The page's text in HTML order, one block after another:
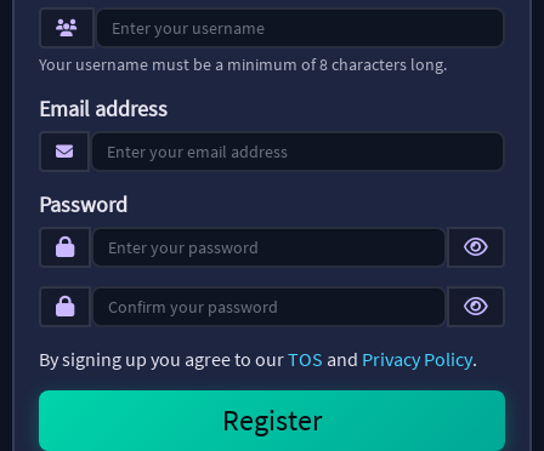
Your username must be a minimum of 8 characters long.
Email address
Password
By signing up you agree to ourTOS and Privacy Policy.